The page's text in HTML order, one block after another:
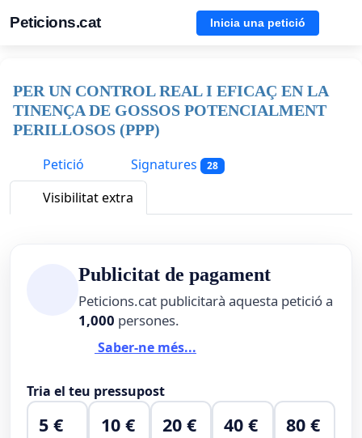
Peticions.cat Inicia una petició
PER UN CONTROL REAL I EFICAÇ EN LA
TINENÇA DE GOSSOS POTENCIALMENT
PERILLOSOS (PPP)
Petició
Signatures 28
Visibilitat extra
Publicitat de pagament
Peticions.cat publicitarà aquesta petició a
1,000 persones.
Saber-ne més...
Tria el teu pressupost
5 € 10 € 20 € 40 € 80 €